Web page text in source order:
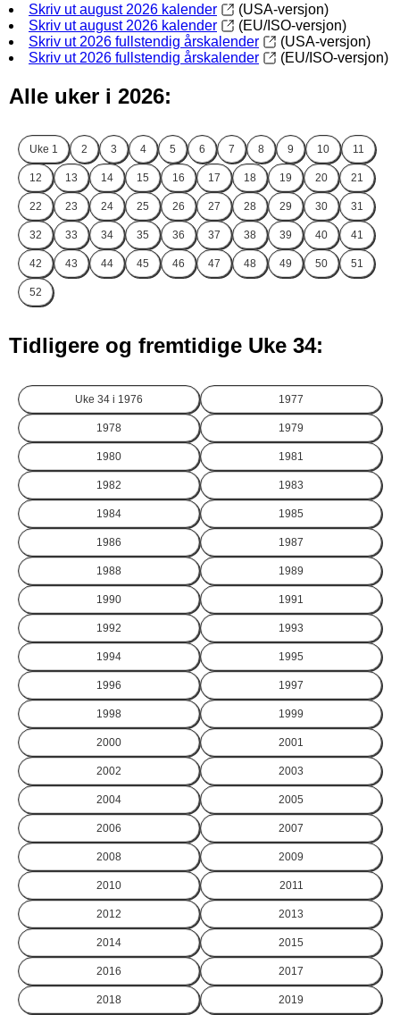
Skriv ut august 2026 kalender
(USA-versjon)
Skriv ut august 2026 kalender
(EU/ISO-versjon)
Skriv ut 2026 fullstendig årskalender
(USA-versjon)
Skriv ut 2026 fullstendig årskalender
(EU/ISO-versjon)
Alle uker i 2026:
Uke 1 2 3 4 5 6 7 8 9 10 11
12 13 14 15 16 17 18 19 20 21
22 23 24 25 26 27 28 29 30 31
32 33 34 35 36 37 38 39 40 41
42 43 44 45 46 47 48 49 50 51
52
Tidligere og fremtidige Uke 34:
Uke 34 i 1976 1977
1978 1979
1980 1981
1982 1983
1984 1985
1986 1987
1988 1989
1990 1991
1992 1993
1994 1995
1996 1997
1998 1999
2000 2001
2002 2003
2004 2005
2006 2007
2008 2009
2010 2011
2012 2013
2014 2015
2016 2017
2018 2019